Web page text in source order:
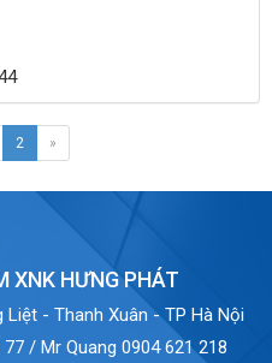
2 »
XNK HƯNG PHÁT
- Thanh Xuân - TP Hà Nội
/ Mr Quang 0904 621 218